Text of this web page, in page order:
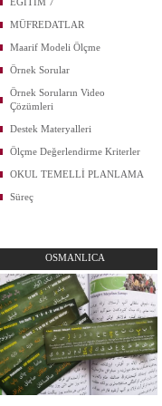
MÜFREDATLAR
Maarif Modeli Ölçme
Örnek Sorular
Örnek Soruların Video
Çözümleri
Destek Materyalleri
Ölçme Değerlendirme Kriterler
OKUL TEMELLİ PLANLAMA
Süreç
OSMANLICA